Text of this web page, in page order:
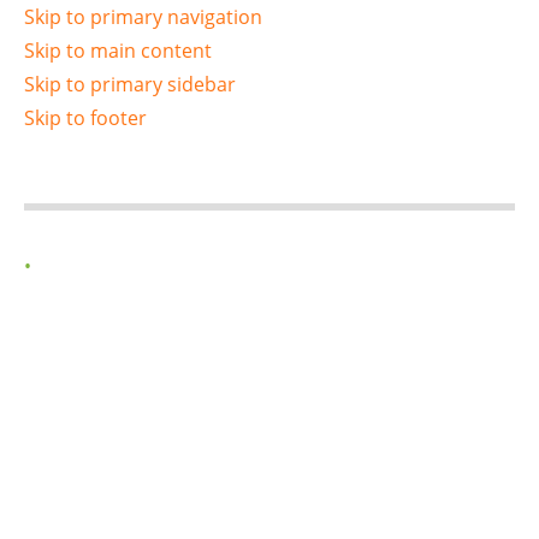
Skip to primary navigation
Skip to main content
Skip to primary sidebar
Skip to footer